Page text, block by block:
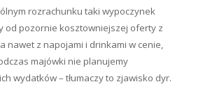
rozrachunku taki wypoczynek
od pozornie kosztowniejszej oferty z
nawet z napojami i drinkami w cenie,
majówki nie planujemy
wydatków – tłumaczy to zjawisko dyr.